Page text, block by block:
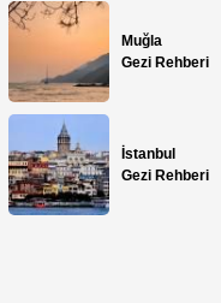
Muğla
Gezi Rehberi
İstanbul
Gezi Rehberi